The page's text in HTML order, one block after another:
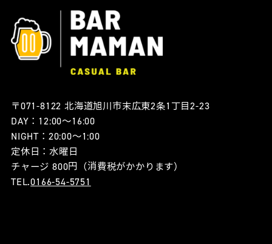
〒071-8122 北海道旭川市末広東2条1丁目2-23
DAY：12:00〜16:00
NIGHT：20:00〜1:00
定休日：水曜日
チャージ 800円（消費税がかかります）
TEL.0166-54-5751